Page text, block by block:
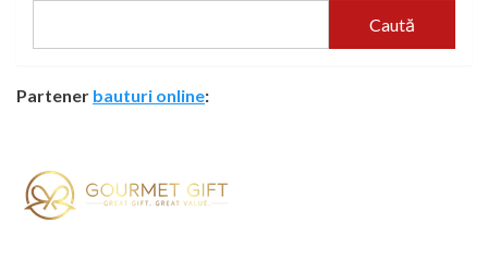
Caută
Partener bauturi online: